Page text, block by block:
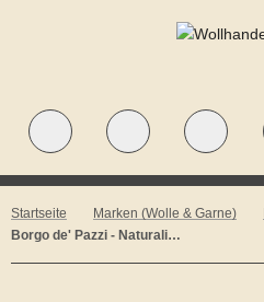
Startseite Marken (Wolle & Garne)
Borgo de' Pazzi - Naturalia - 00-2109 Natur hell